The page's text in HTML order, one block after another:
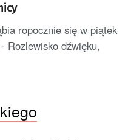
ropocznie się w piątek
Rozlewisko dźwięku,